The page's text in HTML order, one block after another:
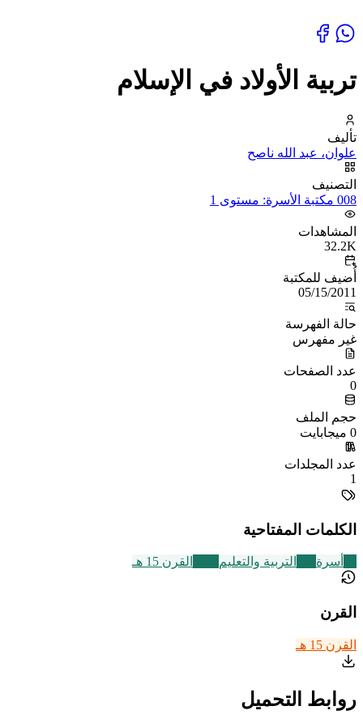
تربية الأولاد في الإسلام
تأليف
علوان، عبد الله ناصح
التصنيف
008 مكتبة الأسرة: مستوى 1
المشاهدات
32.2K
أُضيف للمكتبة
05/15/2011
حالة الفهرسة
غير مفهرس
عدد الصفحات
0
حجم الملف
0 ميجابايت
عدد المجلدات
1
الكلمات المفتاحية
أسرة التربية والتعليم القرن 15 هـ
القرن
القرن 15 هـ
روابط التحميل